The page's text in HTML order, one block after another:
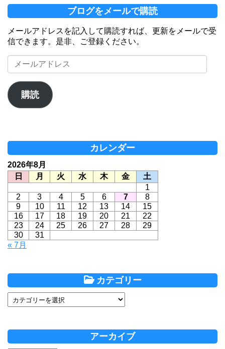
ブログをメールで購読
メールアドレスを記入して購読すれば、更新をメールで受
信できます。是非、ご登録ください。
メ
ー
ア
ド
購読
カレンダー
2026年8月
日
月 火 水 木 金
土
1
2
3 4 5 6 7
8
9
10 11 12 13 14
15
16
17 18 19 20 21
22
23
24 25 26 27 28
29
30
31
« 7月
カテゴリー
アーカイブ